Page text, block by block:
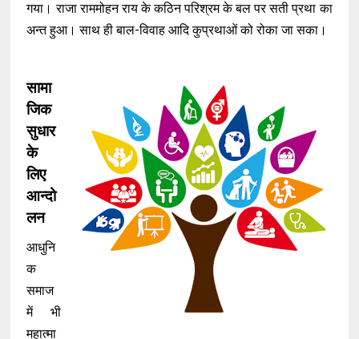
गया। राजा राममोहन राय के कठिन परिश्रम के बल पर सती प्रथा का
अन्त हुआ। साथ ही बाल-विवाह आदि कुप्रथाओं को रोका जा सका।
सामा
जिक
सुधार
के
लिए
आन्दो
लन
आधुनि
क
समाज
में भी
महात्मा